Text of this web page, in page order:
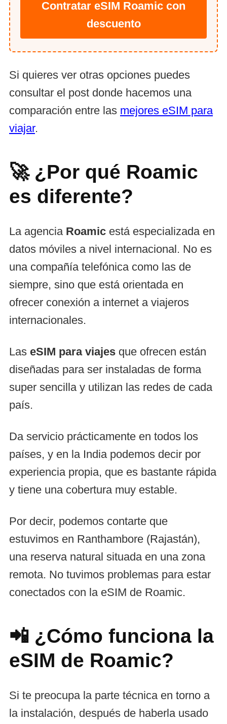
Contratar eSIM Roamic con
descuento
Si quieres ver otras opciones puedes
consultar el post donde hacemos una
comparación entre las mejores eSIM para
viajar.
🚀 ¿Por qué Roamic
es diferente?
La agencia Roamic está especializada en
datos móviles a nivel internacional. No es
una compañía telefónica como las de
siempre, sino que está orientada en
ofrecer conexión a internet a viajeros
internacionales.
Las eSIM para viajes que ofrecen están
diseñadas para ser instaladas de forma
super sencilla y utilizan las redes de cada
país.
Da servicio prácticamente en todos los
países, y en la India podemos decir por
experiencia propia, que es bastante rápida
y tiene una cobertura muy estable.
Por decir, podemos contarte que
estuvimos en Ranthambore (Rajastán),
una reserva natural situada en una zona
remota. No tuvimos problemas para estar
conectados con la eSIM de Roamic.
📲 ¿Cómo funciona la
eSIM de Roamic?
Si te preocupa la parte técnica en torno a
la instalación, después de haberla usado